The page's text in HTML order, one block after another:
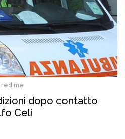
red.me
dopo contatto
Celi